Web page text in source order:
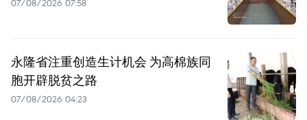
07/08/2026 07:58
永隆省注重创造生计机会 为高棉族同
胞开辟脱贫之路
07/08/2026 04:23